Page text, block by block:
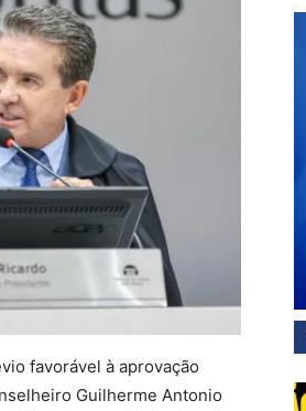
favorável à aprovação
Guilherme Antonio